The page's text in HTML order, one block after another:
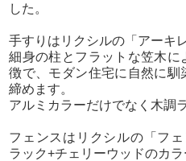
した。
手すりはリクシルの「アーキ
細身の柱とフラットな笠木
徴で、モダン住宅に自然に馴
締めます。
アルミカラーだけでなく木調
フェンスはリクシルの「フ
ラック+チェリーウッドのカラ